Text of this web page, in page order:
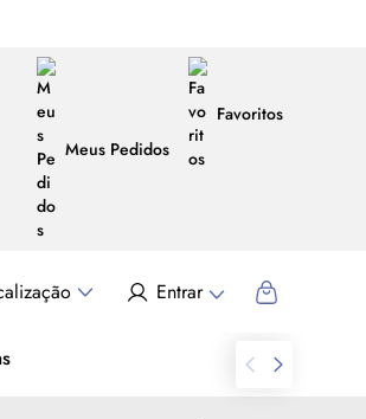
Meus Pedidos
Favoritos
Entrar